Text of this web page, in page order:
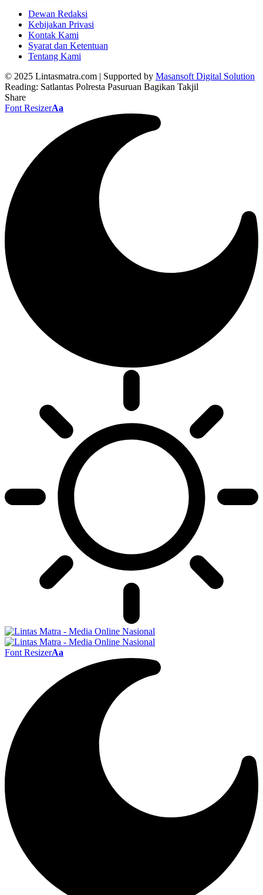
Dewan Redaksi
Kebijakan Privasi
Kontak Kami
Syarat dan Ketentuan
Tentang Kami
© 2025 Lintasmatra.com | Supported by Masansoft Digital Solution
Reading: Satlantas Polresta Pasuruan Bagikan Takjil
Share
Font ResizerAa
Font ResizerAa